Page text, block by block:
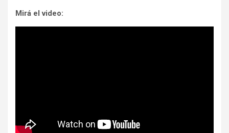
Mirá el video: